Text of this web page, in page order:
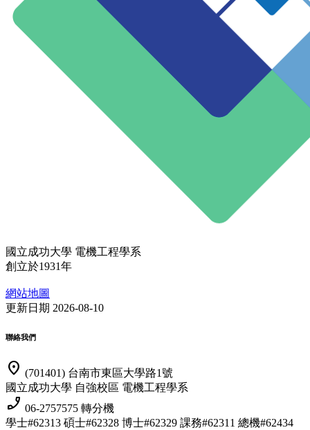
國立成功大學 電機工程學系
創立於1931年
網站地圖
更新日期 2026-08-10
聯絡我們
location_on (701401) 台南市東區大學路1號
國立成功大學 自強校區 電機工程學系
phone_enabled 06-2757575 轉分機
學士#62313 碩士#62328 博士#62329 課務#62311 總機#62434